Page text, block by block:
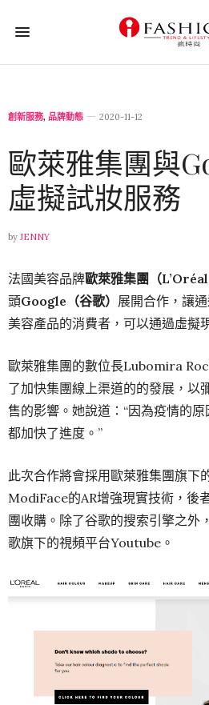
創新服務, 品牌動態 2020-11-12
歐萊雅集團與
虛擬試妝服務
by JENNY
法國美容品牌歐萊雅集團（L’Oréal
頭Google（谷歌） 展開合作，讓
美容產品的消費者，可以通過虛擬
歐萊雅集團的數位長Lubomira
了加快集團線上渠道的的發展，以
售的影響。她說道：“因為疫情的
都加快了進度。”
此次合作將會採用歐萊雅集團旗下
ModiFace的AR增強現實技術，後
團收購。除了谷歌的搜索引擎之外
歌旗下的視頻平台Youtube。